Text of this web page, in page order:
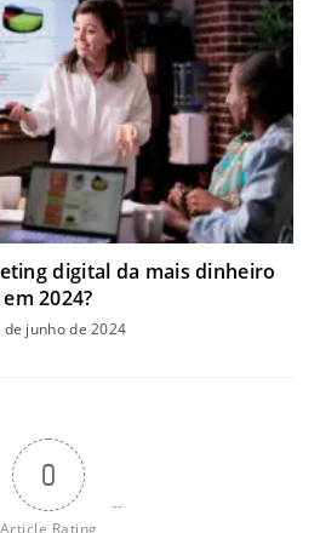
digital da mais dinheiro
em 2024?
de junho de 2024
0
Article Rating